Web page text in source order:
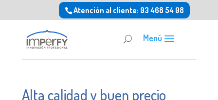
Atención al cliente: 93 468 54 08
Alta calidad y buen precio